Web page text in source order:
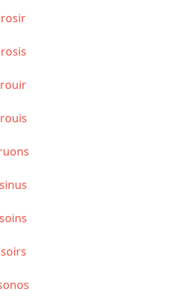
rosir
rosis
rouir
rouis
sinus
soins
soirs